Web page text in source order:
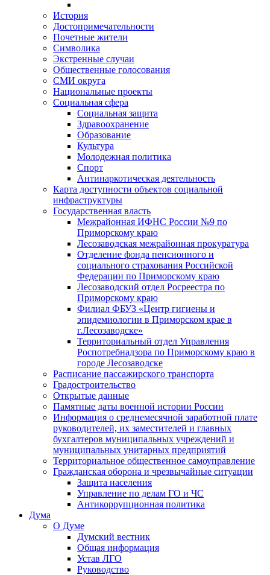
История
Достопримечательности
Почетные жители
Символика
Экстренные случаи
Общественные голосования
СМИ округа
Национальные проекты
Социальная сфера
Социальная защита
Здравоохранение
Образование
Культура
Молодежная политика
Спорт
Антинаркотическая деятельность
Карта доступности объектов социальной
инфраструктуры
Государственная власть
Межрайонная ИФНС России №9 по
Приморскому краю
Лесозаводская межрайонная прокуратура
Отделение фонда пенсионного и
социального страхования Российской
Федерации по Приморскому краю
Лесозаводский отдел Росреестра по
Приморскому краю
Филиал ФБУЗ «Центр гигиены и
эпидемиологии в Приморском крае в
г.Лесозаводске»
Территориальный отдел Управления
Роспотребнадзора по Приморскому краю в
городе Лесозаводске
Расписание пассажирского транспорта
Градостроительство
Открытые данные
Памятные даты военной истории России
Информация о среднемесячной заработной плате
руководителей, их заместителей и главных
бухгалтеров муниципальных учреждений и
муниципальных унитарных предприятий
Территориальное общественное самоуправление
Гражданская оборона и чрезвычайные ситуации
Защита населения
Управление по делам ГО и ЧС
Антикоррупционная политика
Дума
О Думе
Думский вестник
Общая информация
Устав ЛГО
Руководство